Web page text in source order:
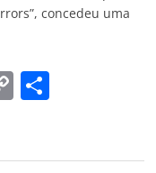
concedeu uma
C